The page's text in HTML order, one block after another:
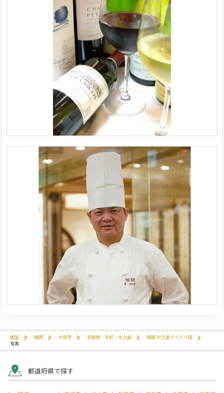
個室 関西 大阪市 淀屋橋・本町・中之島
御馥 中之島ダイビル店
写真
都道府県で探す